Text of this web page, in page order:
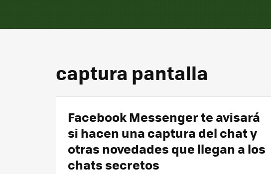
captura pantalla
Facebook Messenger te avisará
si hacen una captura del chat y
otras novedades que llegan a los
chats secretos